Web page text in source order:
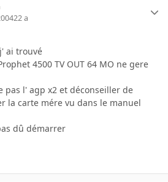
22 a
ai trouvé
4500 TV OUT 64 MO ne gere
pas l' agp x2 et déconseiller de
la carte mére vu dans le manuel
dû démarrer